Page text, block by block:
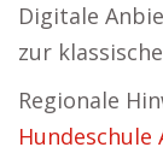
Digitale
zur
Regionale
Hundeschule